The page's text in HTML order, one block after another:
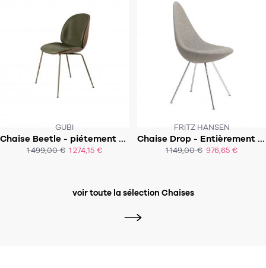
GUBI
Chaise Beetle - piétement conic - intérieur tapissé - extérieur bois
1 499,00 € 1 274,15 €
SOUS 5 - 8 SEMAINES
FRITZ HANSEN
Chaise Drop - Entièrement tapissée
1 149,00 € 976,65 €
SOUS 8-9 SEMAINES
ACHAT EXPRESS
voir toute la sélection Chaises